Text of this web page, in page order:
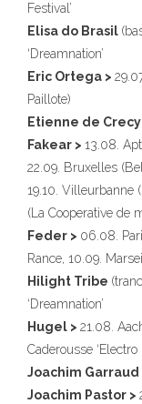
Festival’
Elisa do Brasil
‘Dreamnation’
Eric Ortega >
Paillote)
Etienne de Crecy
Fakear > 13.08.
22.09. Bruxelles
19.10. Villeurbanne
(La Cooperative de
Feder > 06.08.
Rance, 10.09.
Hilight Tribe
‘Dreamnation’
Hugel > 21.08.
Caderousse ‘Electro
Joachim Garraud
Joachim Pastor >
10